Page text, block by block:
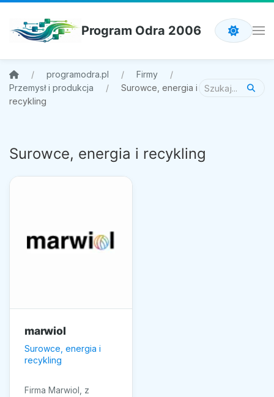
Program Odra 2006
programodra.pl
Firmy
Przemysł i produkcja
Surowce, energia i
recykling
Surowce, energia i recykling
marwiol
Surowce, energia i
recykling
Firma Marwiol, z